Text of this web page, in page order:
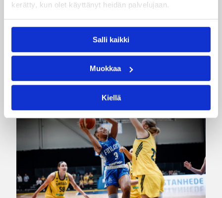
kerätty, kun olet käyttänyt heidän palvelujaan.
Salli kaikki
Muokkaa
Kiellä
Suomen 16-vuotiaat pojat ottivat vakuuttavan
85–45-voiton Luxemburgista B-divisioonan EM-
Suomi kohtaa huomenna Ruotsin klo 19.30
Suomen aikaa.